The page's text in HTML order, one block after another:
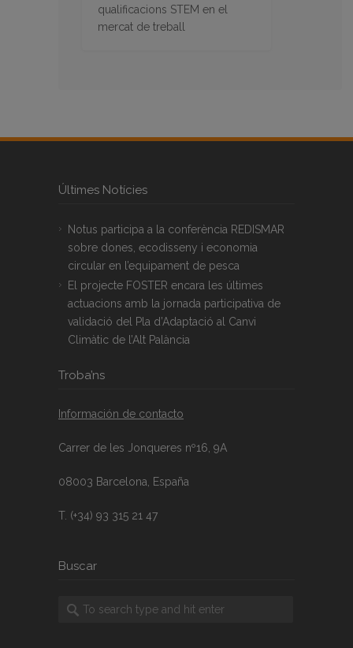
qualificacions STEM en el
mercat de treball
Últimes Notícies
Notus participa a la conferència REDISMAR
sobre dones, ecodisseny i economia
circular en l’equipament de pesca
El projecte FOSTER encara les últimes
actuacions amb la jornada participativa de
validació del Pla d’Adaptació al Canvi
Climàtic de l’Alt Palància
Troba’ns
Información de contacto
Carrer de les Jonqueres nº16, 9A
08003 Barcelona, España
T. (+34) 93 315 21 47
Buscar